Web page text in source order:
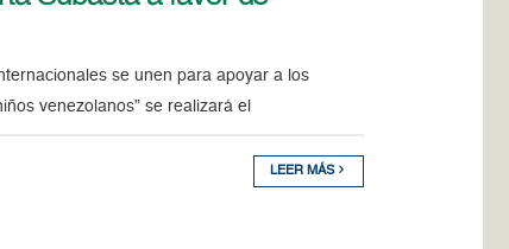
se unen para apoyar a los
venezolanos” se realizará el
LEER MÁS